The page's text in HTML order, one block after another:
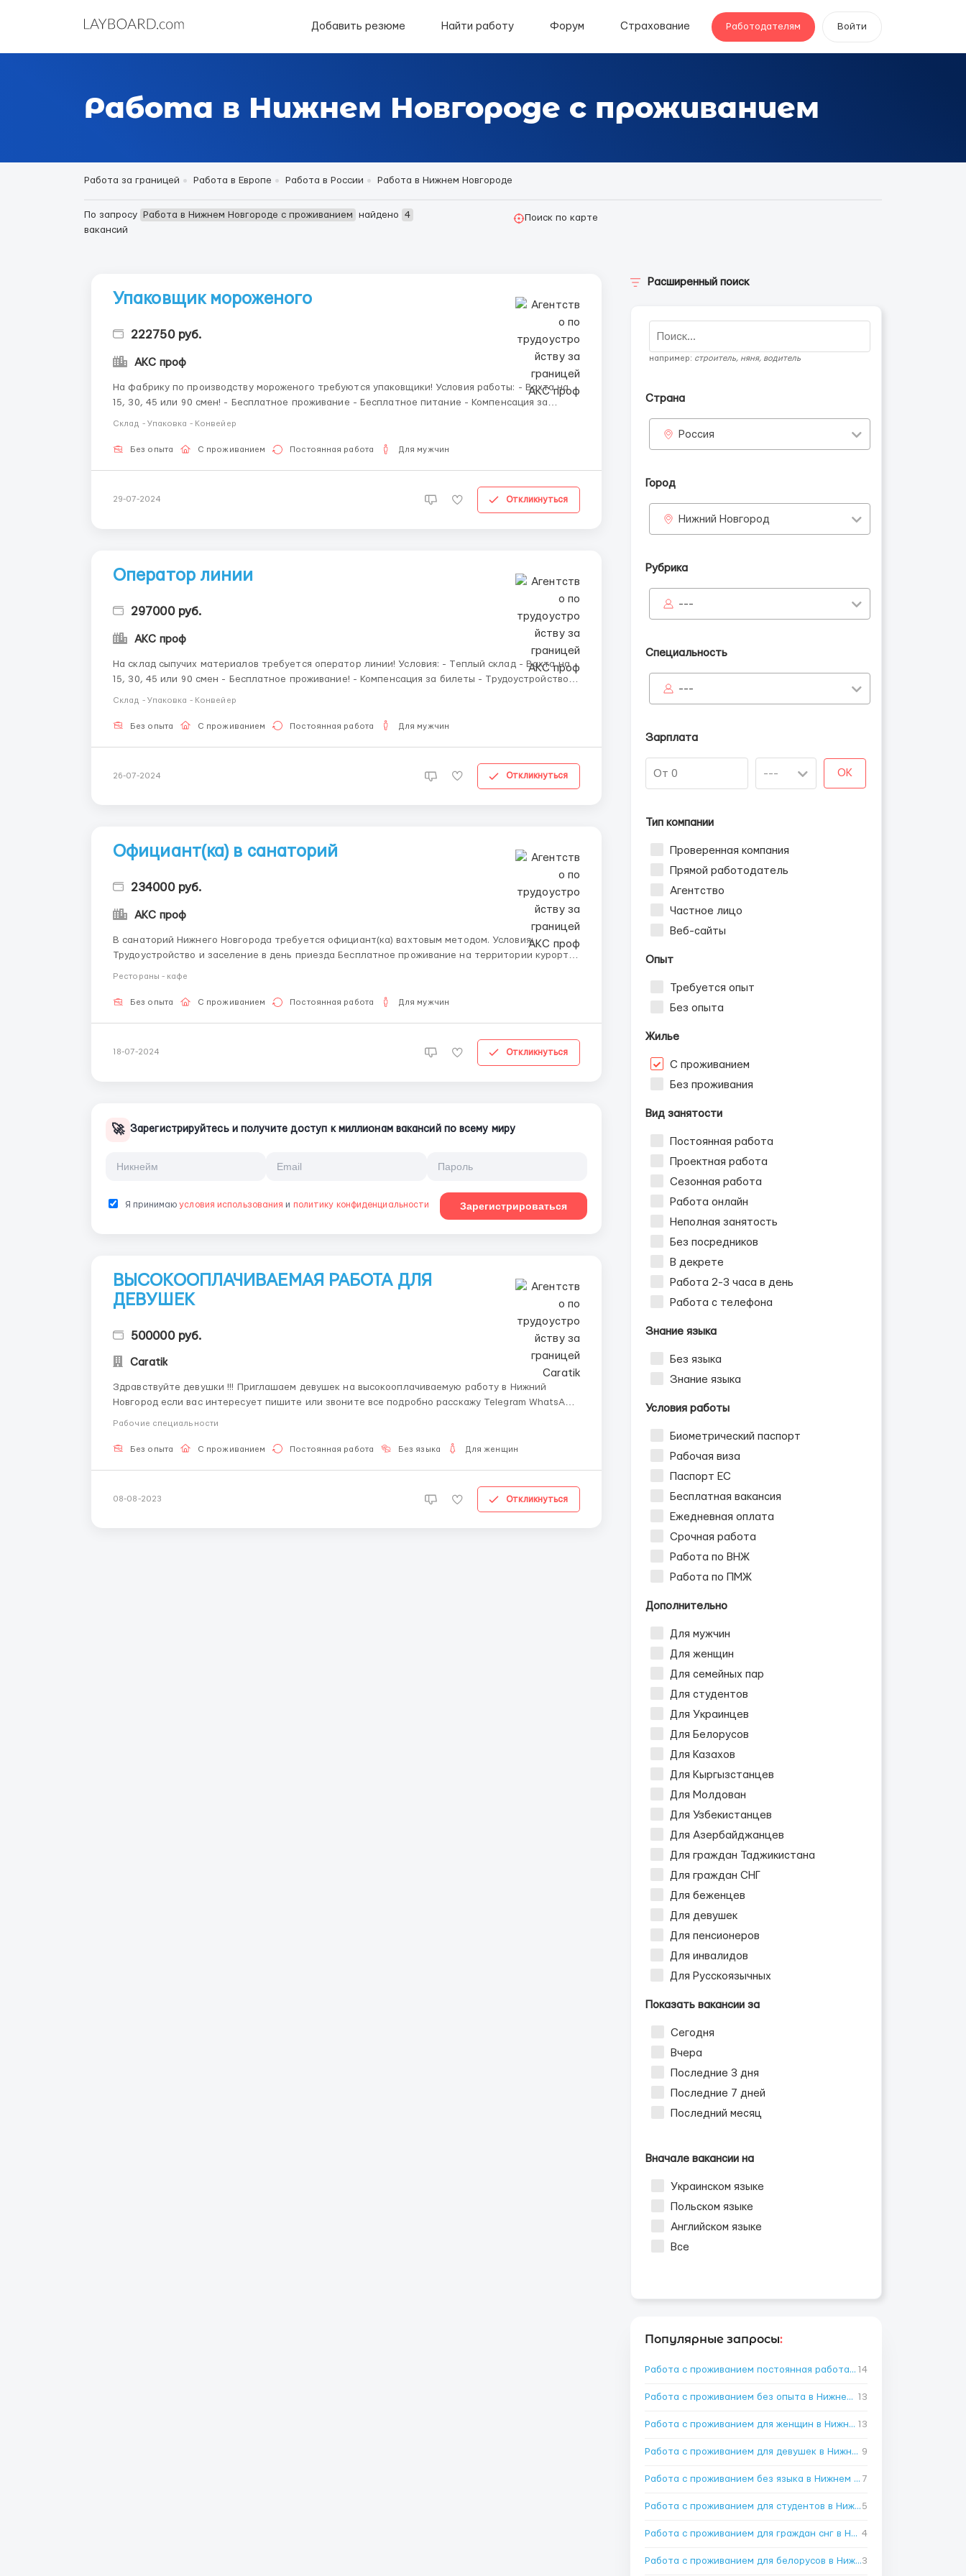
Добавить резюме Найти работу Форум Страхование Работодателям Войти
Работа в Нижнем Новгороде с проживанием
Работа за границей Работа в Европе Работа в России Работа в Нижнем Новгороде
По запросу Работа в Нижнем Новгороде с проживанием найдено
4
вакансий
Поиск по карте
Упаковщик мороженого
222750 руб.
АКС проф
На фабрику по производству мороженого требуются упаковщики! Условия работы: - Вахта на
15, 30, 45 или 90 смен! - Бесплатное проживание - Бесплатное питание - Компенсация за
Склад - Упаковка - Конвейер
Без опыта С проживанием Постоянная работа Для мужчин
29-07-2024 Откликнуться
Оператор линии
297000 руб.
АКС проф
На склад сыпучих материалов требуется оператор линии! Условия: - Теплый склад - Вахта на
15, 30, 45 или 90 смен - Бесплатное проживание! - Компенсация за билеты - Трудоустройство и
Склад - Упаковка - Конвейер
Без опыта С проживанием Постоянная работа Для мужчин
26-07-2024 Откликнуться
Официант(ка) в санаторий
234000 руб.
АКС проф
В санаторий Нижнего Новгорода требуется официант(ка) вахтовым методом. Условия:
Трудоустройство и заселение в день приезда Бесплатное проживание на территории курорта
Рестораны - кафе
Без опыта С проживанием Постоянная работа Для мужчин
18-07-2024 Откликнуться
🚀 Зарегистрируйтесь и получите доступ к миллионам вакансий по всему миру
Я принимаюусловия использования и политику конфиденциальности Зарегистрироваться
ВЫСОКООПЛАЧИВАЕМАЯ РАБОТА ДЛЯ
ДЕВУШЕК
500000 руб.
Caratik
Здравствуйте девушки !!! Приглашаем девушек на высокооплачиваемую работу в Нижний
Новгород если вас интересует пишите или звоните все подробно расскажу Telegram WhatsApp
Рабочие специальности
Без опыта С проживанием Постоянная работа Без языка Для женщин
08-08-2023 Откликнуться
Расширенный поиск
например: строитель, няня, водитель
Страна
Россия
Город
Нижний Новгород
Рубрика
---
Специальность
---
Зарплата
OK
Тип компании
Проверенная компания
Прямой работодатель
Агентство
Частное лицо
Веб-сайты
Опыт
Требуется опыт
Без опыта
Жилье
С проживанием
Без проживания
Вид занятости
Постоянная работа
Проектная работа
Сезонная работа
Работа онлайн
Неполная занятость
Без посредников
В декрете
Работа 2-3 часа в день
Работа с телефона
Знание языка
Без языка
Знание языка
Условия работы
Биометрический паспорт
Рабочая виза
Паспорт ЕС
Бесплатная вакансия
Ежедневная оплата
Срочная работа
Работа по ВНЖ
Работа по ПМЖ
Дополнительно
Для мужчин
Для женщин
Для семейных пар
Для студентов
Для Украинцев
Для Белорусов
Для Казахов
Для Кыргызстанцев
Для Молдован
Для Узбекистанцев
Для Азербайджанцев
Для граждан Таджикистана
Для граждан СНГ
Для беженцев
Для девушек
Для пенсионеров
Для инвалидов
Для Русскоязычных
Показать вакансии за
Сегодня
Вчера
Последние 3 дня
Последние 7 дней
Последний месяц
Вначале вакансии на
Украинском языке
Польском языке
Английском языке
Все
Популярные запросы:
Работа с проживанием постоянная работа в Нижнем Новгороде 14
Работа с проживанием без опыта в Нижнем Новгороде 13
Работа с проживанием для женщин в Нижнем Новгороде 13
Работа с проживанием для девушек в Нижнем Новгороде 9
Работа с проживанием без языка в Нижнем Новгороде 7
Работа с проживанием для студентов в Нижнем Новгороде 5
Работа с проживанием для граждан снг в Нижнем Новгороде 4
Работа с проживанием для белорусов в Нижнем Новгороде3